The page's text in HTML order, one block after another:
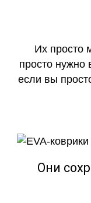
Их просто
просто нужно
если вы
Они